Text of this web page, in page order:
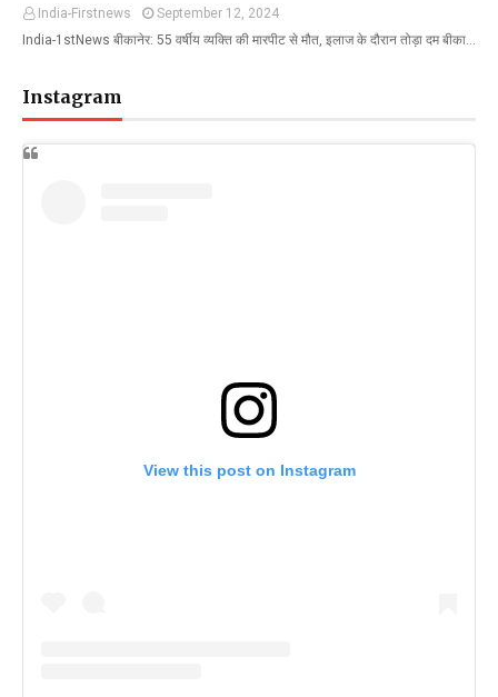
India-Firstnews
September 12, 2024
India-1stNews बीकानेर: 55 वर्षीय व्यक्ति की मारपीट से मौत, इलाज के दौरान तोड़ा दम बीका…
Instagram
View this post on Instagram